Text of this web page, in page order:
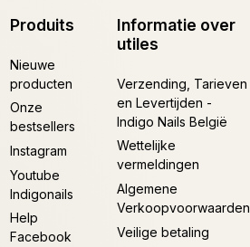
Produits
Nieuwe
producten
Onze
bestsellers
Instagram
Youtube
Indigonails
Help
Facebook
Informatie over
utiles
Verzending, Tarieven
en Levertijden -
Indigo Nails België
Wettelijke
vermeldingen
Algemene
Verkoopvoorwaarden
Veilige betaling